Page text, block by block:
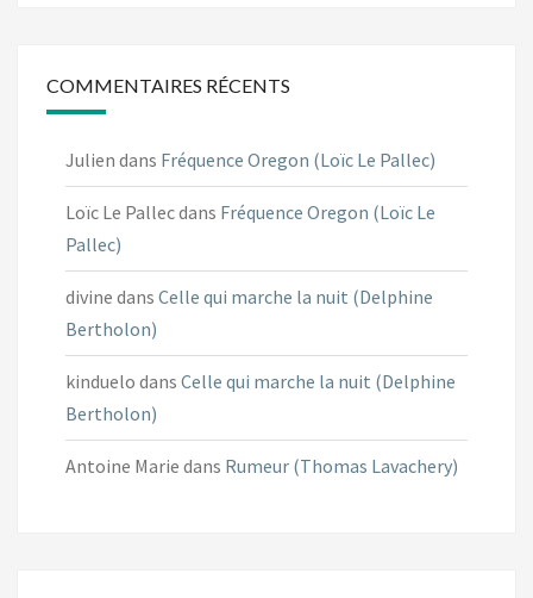
COMMENTAIRES RÉCENTS
Julien dans Fréquence Oregon (Loïc Le Pallec)
Loïc Le Pallecdans Fréquence Oregon (Loïc Le
Pallec)
divine dans Celle qui marche la nuit (Delphine
Bertholon)
kinduelo dans Celle qui marche la nuit (Delphine
Bertholon)
Antoine Marie dans Rumeur (Thomas Lavachery)